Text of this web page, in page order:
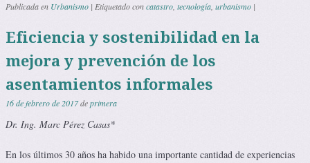
Publicada en Urbanismo | Etiquetado concatastro, tecnología, urbanismo |
Eficiencia y sostenibilidad en la
mejora y prevención de los
asentamientos informales
16 de febrero de 2017deprimera
Dr. Ing. Marc Pérez Casas*
En los últimos 30 años ha habido una importante cantidad de experiencias